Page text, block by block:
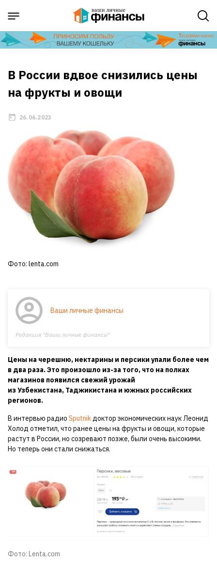
В России вдвое снизились цены
на фрукты и овощи
26.06.2023
Фото: lenta.com
Ваши личные финансы
Редакция "Ваши личные финансы"
Цены на черешню, нектарины и персики упали более чем
в два раза. Это произошло из-за того, что на полках
магазинов появился свежий урожай
из Узбекистана, Таджикистана и южных российских
регионов.
В интервью радио Sputnikдоктор экономических наук Леонид
Холод отметил, что ранее цены на фрукты и овощи, которые
растут в России, но созревают позже, были очень высокими.
Но теперь они стали снижаться.
Фото: Lenta.com